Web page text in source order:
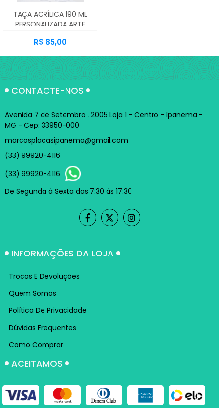
TAÇA ACRÍLICA 190 ML
PERSONALIZADA ARTE
COLORIDA
R$ 85,00
CONTACTE-NOS
Avenida 7 de Setembro , 2005 Loja 1 - Centro - Ipanema -
MG - Cep: 33950-000
marcosplacasipanema@gmail.com
(33) 99920-4116
(33) 99920-4116
De Segunda à Sexta das 7:30 às 17:30
INFORMAÇÕES DA LOJA
Trocas E Devoluções
Quem Somos
Política De Privacidade
Dúvidas Frequentes
Como Comprar
ACEITAMOS